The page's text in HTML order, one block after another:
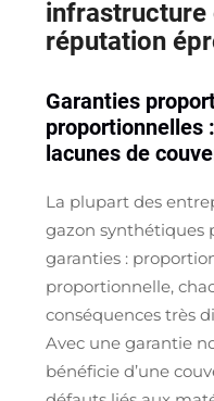
infrastructure
réputation
Garanties
proportionnelles
lacunes de
La plupart des
gazon synthétiques
garanties :
proportionnelle,
conséquences très
Avec une garantie
bénéficie d’une